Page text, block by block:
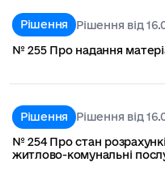
Рішення
Рішення від
№ 255 Про надання
Рішення
Рішення від
№ 254 Про стан
житлово-комунальні